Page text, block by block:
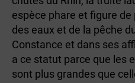
espèce phare et figure
des eaux et de la pêche
Constance et dans ses
a ce statut parce que les
sont plus grandes que